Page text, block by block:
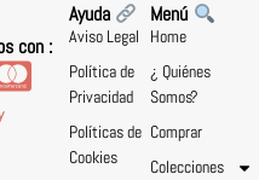
Menú
Home
¿ Quiénes
Somos?
Comprar
Colecciones
Ayuda
Aviso Legal
Política de
Privacidad
Políticas de
Cookies
con :